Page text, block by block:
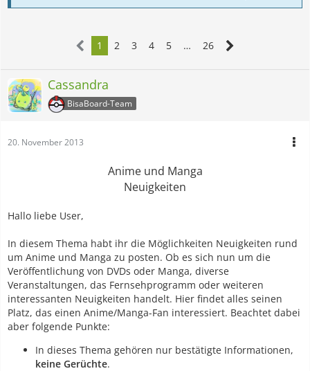
1 2 3 4 5 … 26
Cassandra
BisaBoard-Team
20. November 2013
Anime und Manga
Neuigkeiten
Hallo liebe User,
In diesem Thema habt ihr die Möglichkeiten Neuigkeiten rund
um Anime und Manga zu posten. Ob es sich nun um die
Veröffentlichung von DVDs oder Manga, diverse
Veranstaltungen, das Fernsehprogramm oder weiteren
interessanten Neuigkeiten handelt. Hier findet alles seinen
Platz, das einen Anime/Manga-Fan interessiert. Beachtet dabei
aber folgende Punkte:
In dieses Thema gehören nur bestätigte Informationen,
keine Gerüchte.